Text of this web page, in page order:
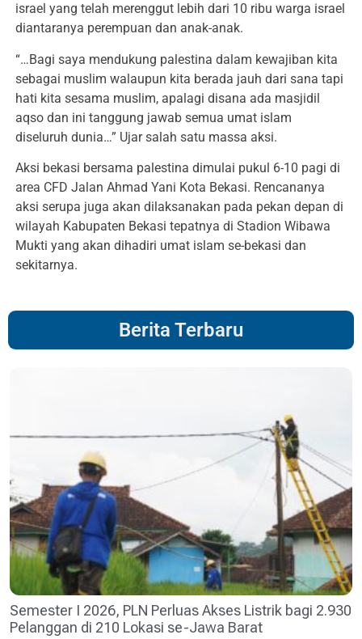
israel yang telah merenggut lebih dari 10 ribu warga israel
diantaranya perempuan dan anak-anak.
“…Bagi saya mendukung palestina dalam kewajiban kita
sebagai muslim walaupun kita berada jauh dari sana tapi
hati kita sesama muslim, apalagi disana ada masjidil
aqso dan ini tanggung jawab semua umat islam
diseluruh dunia…” Ujar salah satu massa aksi.
Aksi bekasi bersama palestina dimulai pukul 6-10 pagi di
area CFD Jalan Ahmad Yani Kota Bekasi. Rencananya
aksi serupa juga akan dilaksanakan pada pekan depan di
wilayah Kabupaten Bekasi tepatnya di Stadion Wibawa
Mukti yang akan dihadiri umat islam se-bekasi dan
sekitarnya.
Berita Terbaru
Semester I 2026, PLN Perluas Akses Listrik bagi 2.930
Pelanggan di 210 Lokasi se-Jawa Barat